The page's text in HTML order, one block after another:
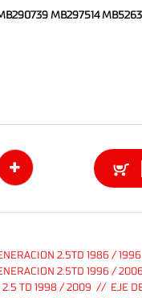
MB297514
2.5TD 1986 /
2.5TD 1996 /
TD 1998 / 2009 // EJE